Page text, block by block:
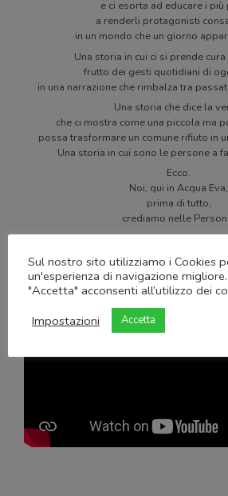
e ci esorta ad educare i più
a renderli protagonisti
in un mondo che un giorno
Una storia in cui ci si prende
frutto dei gesti quotidiani di
in una narrazione che rimbalza tra
Una storia che dice la
che ci mostra come una piccola ma
possa trasformare un comune rifiuto in
Una storia in cui sono le persone a
Ecco.
Noi, qui in Acqua Eva,
prima di tutto,
crediamo nelle
Sul nostro sito utilizziamo i Cookies
un'esperienza di navigazione
"Accetta" acconsenti all’utilizzo dei
Impostazioni
Accetta